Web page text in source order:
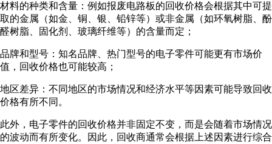
材料的种类和含量：例如报废电路板的回收价格会根据其中可提
取的金属（如金、铜、银、铅锌等）或非金属（如环氧树脂、酚
醛树脂、固化剂、玻璃纤维等）的含量而定；
品牌和型号：知名品牌、热门型号的电子零件可能更有市场价
值，回收价格也可能较高；
地区差异：不同地区的市场情况和经济水平等因素可能导致回收
价格有所不同。
此外，电子零件的回收价格并非固定不变，而是会随着市场情况
的波动而有所变化。因此，回收商通常会根据上述因素进行综合